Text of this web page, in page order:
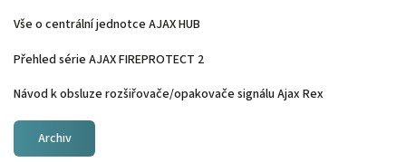
Vše o centrální jednotce AJAX HUB
Přehled série AJAX FIREPROTECT 2
Návod k obsluze rozšiřovače/opakovače signálu Ajax Rex
Archiv